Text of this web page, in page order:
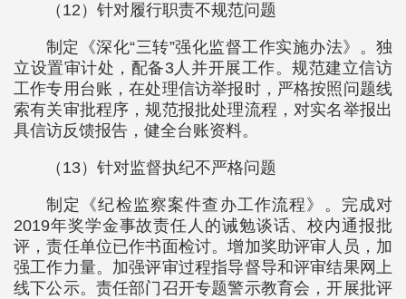
（12）针对履行职责不规范问题
制定《深化“三转”强化监督工作实施办法》。独
立设置审计处，配备3人并开展工作。规范建立信访
工作专用台账，在处理信访举报时，严格按照问题线
索有关审批程序，规范报批处理流程，对实名举报出
具信访反馈报告，健全台账资料。
（13）针对监督执纪不严格问题
制定《纪检监察案件查办工作流程》。完成对
2019年奖学金事故责任人的诫勉谈话、校内通报批
评，责任单位已作书面检讨。增加奖助评审人员，加
强工作力量。加强评审过程指导督导和评审结果网上
线下公示。责任部门召开专题警示教育会，开展批评